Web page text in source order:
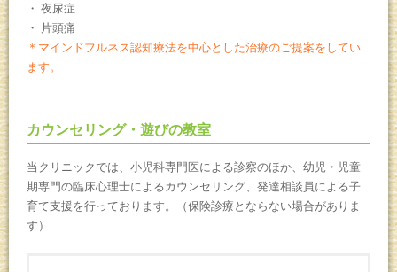
夜尿症
片頭痛
＊マインドフルネス認知療法を中心とした治療のご提案をしてい
ます。
カウンセリング・遊びの教室
当クリニックでは、小児科専門医による診察のほか、幼児・児童
期専門の臨床心理士によるカウンセリング、発達相談員による子
育て支援を行っております。（保険診療とならない場合がありま
す）